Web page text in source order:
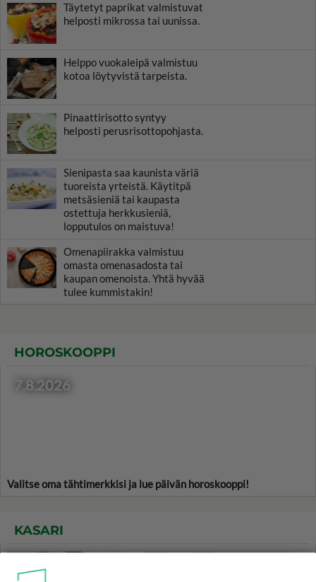
Täytetyt paprikat valmistuvat
helposti mikrossa tai uunissa.
Helppo vuokaleipä valmistuu
kotoa löytyvistä tarpeista.
Pinaattirisotto syntyy
helposti perusrisottopohjasta.
Sienipasta saa kaunista väriä
tuoreista yrteistä. Käytitpä
metsäsieniä tai kaupasta
ostettuja herkkusieniä,
lopputulos on maistuva!
Omenapiirakka valmistuu
omasta omenasadosta tai
kaupan omenoista. Yhtä hyvää
tulee kummistakin!
HOROSKOOPPI
7.8.2026
Valitse oma tähtimerkkisi ja lue päivän horoskooppi!
KASARI